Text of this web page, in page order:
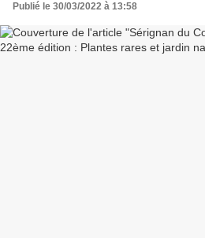
Publié le 30/03/2022 à 13:58